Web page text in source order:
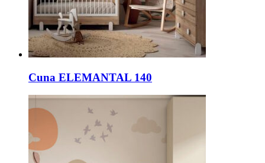
Cuna ELEMANTAL 140